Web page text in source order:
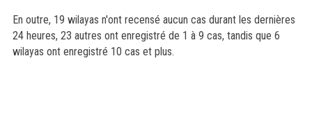
En outre, 19 wilayas n'ont recensé aucun cas durant les dernières
24 heures, 23 autres ont enregistré de 1 à 9 cas, tandis que 6
wilayas ont enregistré 10 cas et plus.